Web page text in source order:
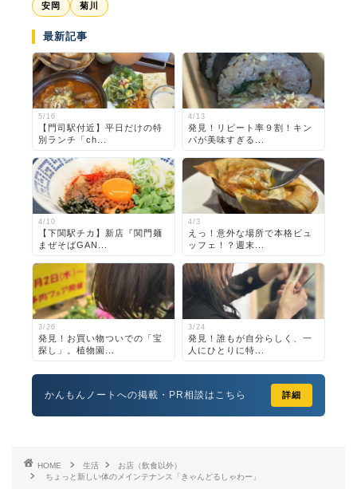
安岡 菊川
最新記事
5/16
【門司駅付近】平日だけの特
別ランチ「ch...
4/13
発見！リピート率９割！キン
パが美味すぎる...
4/10
【下関駅チカ】新店『関門麺
まぜそばGAN...
4/3
えっ！意外な場所で本格ビュ
ッフェ！？週末...
3/26
発見！お買い物ついでの「宝
探し」。植物園...
3/24
発見！誰もが自分らしく、一
人にひとりに特...
かんもんノートへの掲載・PR相談はこちら 詳細
HOME 生活
お店（飲食以外）
ちょっと新しい体のメインテナンス「きゃんどるしゃわー」